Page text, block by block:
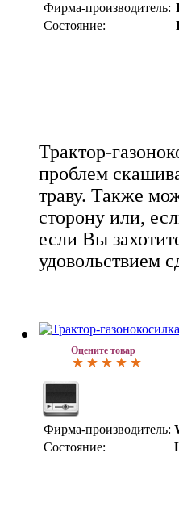
Фирма-производитель:
Состояние:
Трактор-
проблем
траву. Также
сторону или,
если Вы
удовольствием
Оцените товар
Фирма-производитель:
Состояние: